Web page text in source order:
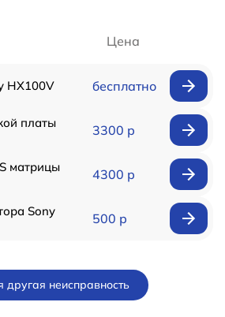
Цена
HX100V бесплатно
платы
3300 р
матрицы
4300 р
Sony
500 р
другая неисправность